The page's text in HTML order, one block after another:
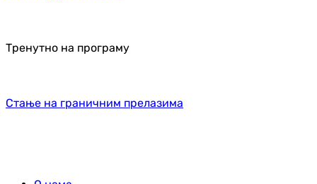
Тренутно на програму
Стање на граничним прелазима